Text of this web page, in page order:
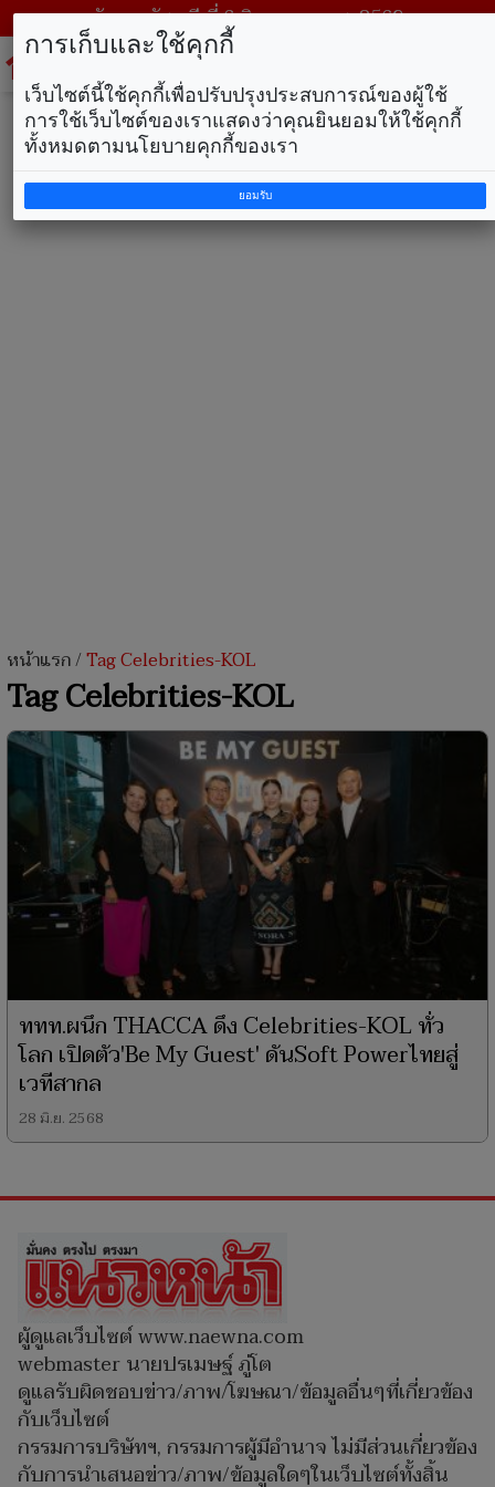
วันพฤหัสบดี ที่ 6 สิงหาคม พ.ศ. 2569
หน้าแรก/Tag Celebrities-KOL
Tag Celebrities-KOL
ททท.ผนึก THACCA ดึง Celebrities-KOL ทั่ว
โลก เปิดตัว'Be My Guest' ดันSoft Powerไทยสู่
เวทีสากล
28 มิ.ย. 2568
ผู้ดูแลเว็บไซต์ www.naewna.com
webmaster นายปรเมษฐ์ ภู่โต
ดูแลรับผิดชอบข่าว/ภาพ/โฆษณา/ข้อมูลอื่นๆที่เกี่ยวข้อง
กับเว็บไซต์
กรรมการบริษัทฯ, กรรมการผู้มีอำนาจ ไม่มีส่วนเกี่ยวข้อง
กับการนำเสนอข่าว/ภาพ/ข้อมูลใดๆในเว็บไซต์ทั้งสิ้น
การเก็บและใช้คุกกี้
เว็บไซต์นี้ใช้คุกกี้เพื่อปรับปรุงประสบการณ์ของผู้ใช้
การใช้เว็บไซต์ของเราแสดงว่าคุณยินยอมให้ใช้คุกกี้
ทั้งหมดตามนโยบายคุกกี้ของเรา
ยอมรับ